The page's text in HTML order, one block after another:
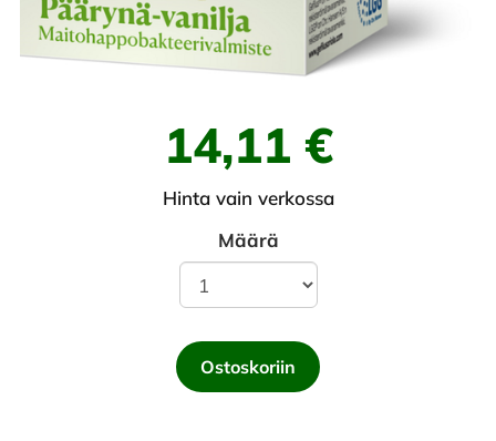
14,11 €
Hinta vain verkossa
Määrä
Ostoskoriin